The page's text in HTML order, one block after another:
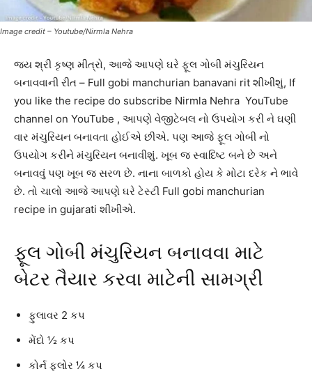
Image credit – Youtube/Nirmla Nehra
જય શ્રી કૃષ્ણ મીત્રો, આજે આપણે ઘરે ફૂલ ગોબી મંચુરિયન
બનાવવાની રીત – Full gobi manchurian banavani rit શીખીશું, If
you like the recipe do subscribe Nirmla Nehra YouTube
channel on YouTube , આપણે વેજીટેબલ નો ઉપયોગ કરી ને ઘણી
વાર મંચુરિયન બનાવતા હોઈએ છીએ. પણ આજે ફૂલ ગોબી નો
ઉપયોગ કરીને મંચુરિયન બનાવીશું. ખૂબ જ સ્વાદિષ્ટ બને છે અને
બનાવવું પણ ખૂબ જ સરળ છે. નાના બાળકો હોય કે મોટા દરેક ને ભાવે
છે. તો ચાલો આજે આપણે ઘરે ટેસ્ટી Full gobi manchurian
recipe in gujarati શીખીએ.
ફૂલ ગોબી મંચુરિયન બનાવવા માટે
બેટર તૈયાર કરવા માટેની સામગ્રી
ફુલાવર 2 કપ
મેંદો ½ કપ
કોર્ન ફ્લોર ¼ કપ